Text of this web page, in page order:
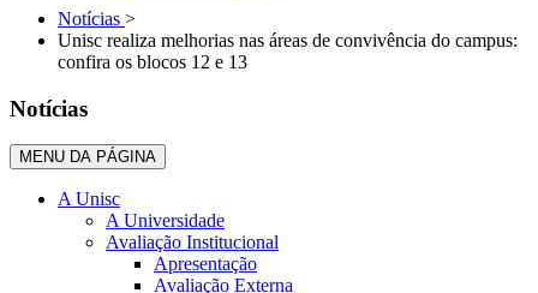
Notícias >
Unisc realiza melhorias nas áreas de convivência do campus:
confira os blocos 12 e 13
Notícias
MENU DA PÁGINA
A Unisc
A Universidade
Avaliação Institucional
Apresentação
Avaliação Externa